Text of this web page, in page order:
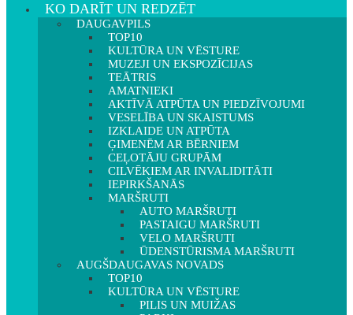
KO DARĪT UN REDZĒT
DAUGAVPILS
TOP10
KULTŪRA UN VĒSTURE
MUZEJI UN EKSPOZĪCIJAS
TEĀTRIS
AMATNIEKI
AKTĪVĀ ATPŪTA UN PIEDZĪVOJUMI
VESELĪBA UN SKAISTUMS
IZKLAIDE UN ATPŪTA
ĢIMENĒM AR BĒRNIEM
CEĻOTĀJU GRUPĀM
CILVĒKIEM AR INVALIDITĀTI
IEPIRKŠANĀS
MARŠRUTI
AUTO MARŠRUTI
PASTAIGU MARŠRUTI
VELO MARŠRUTI
ŪDENSTŪRISMA MARŠRUTI
AUGŠDAUGAVAS NOVADS
TOP10
KULTŪRA UN VĒSTURE
PILIS UN MUIŽAS